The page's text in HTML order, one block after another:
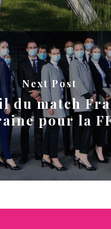
Next Post
du match
pour la